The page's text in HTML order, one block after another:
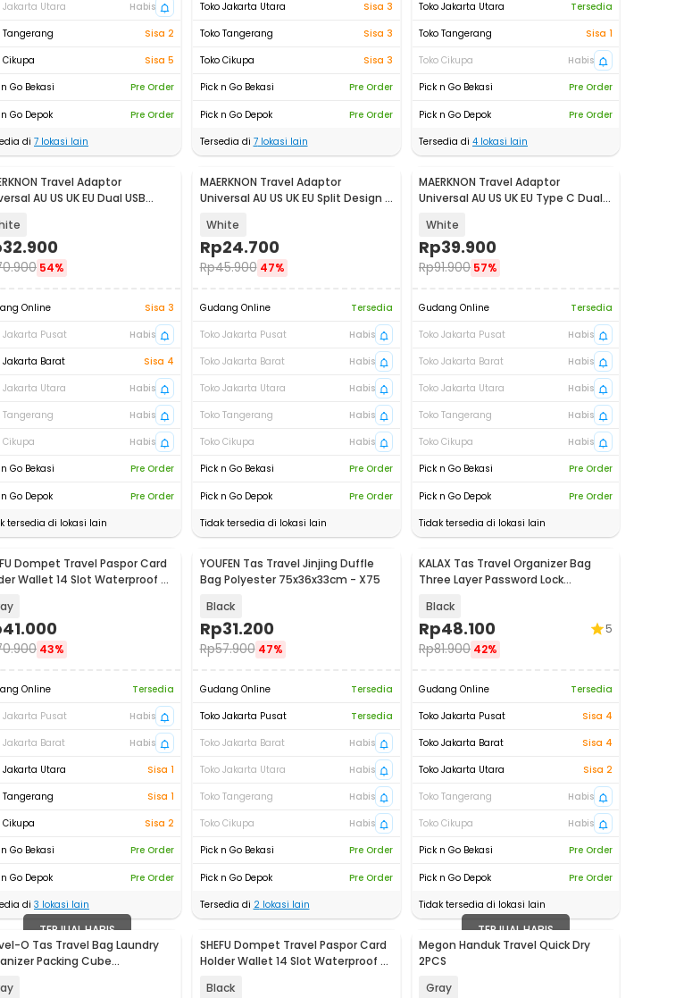
Jakarta Utara
Habis
Tangerang
Sisa 2
Cikupa
Sisa 5
Go Bekasi
Pre Order
Go Depok
Pre Order
di 7 lokasi lain
Toko Jakarta Utara
Sisa 3
Toko Tangerang
Sisa 3
Toko Cikupa
Sisa 3
Pick n Go Bekasi
Pre Order
Pick n Go Depok
Pre Order
Tersedia di 7lokasi lain
Toko Jakarta Utara
Tersedia
Toko Tangerang
Sisa 1
Toko Cikupa
Habis
Pick n Go Bekasi
Pre Order
Pick n Go Depok
Pre Order
Tersedia di 4 lokasi lain
Travel Adaptor
AU US UK EU Dual USB
32.900
54%
Online
Sisa 3
Jakarta Pusat
Habis
Jakarta Barat
Sisa 4
Jakarta Utara
Habis
Tangerang
Habis
Cikupa
Habis
Go Bekasi
Pre Order
Go Depok
Pre Order
tersedia di lokasi lain
MAERKNON Travel Adaptor
Universal AU US UK EU Split Design -
White
Rp24.700
Rp45.900 47%
Gudang Online
Tersedia
Toko Jakarta Pusat
Habis
Toko Jakarta Barat
Habis
Toko Jakarta Utara
Habis
Toko Tangerang
Habis
Toko Cikupa
Habis
Pick n Go Bekasi
Pre Order
Pick n Go Depok
Pre Order
Tidak tersedia di lokasi lain
MAERKNON Travel Adaptor
Universal AU US UK EU Type C Dual
White
Rp39.900
Rp91.900 57%
Gudang Online
Tersedia
Toko Jakarta Pusat
Habis
Toko Jakarta Barat
Habis
Toko Jakarta Utara
Habis
Toko Tangerang
Habis
Toko Cikupa
Habis
Pick n Go Bekasi
Pre Order
Pick n Go Depok
Pre Order
Tidak tersedia di lokasi lain
Dompet Travel Paspor Card
Wallet 14 Slot Waterproof -
41.000
43%
Online
Tersedia
Jakarta Pusat
Habis
Jakarta Barat
Habis
Jakarta Utara
Sisa 1
Tangerang
Sisa 1
Cikupa
Sisa 2
Go Bekasi
Pre Order
Go Depok
Pre Order
di 3 lokasi lain
YOUFEN Tas Travel Jinjing Duffle
Bag Polyester 75x36x33cm - X75
Black
Rp31.200
Rp57.900 47%
Gudang Online
Tersedia
Toko Jakarta Pusat
Tersedia
Toko Jakarta Barat
Habis
Toko Jakarta Utara
Habis
Toko Tangerang
Habis
Toko Cikupa
Habis
Pick n Go Bekasi
Pre Order
Pick n Go Depok
Pre Order
Tersedia di 2lokasi lain
KALAX Tas Travel Organizer Bag
Three Layer Password Lock
Black
Rp48.100
Rp81.900 42%
5
Gudang Online
Tersedia
Toko Jakarta Pusat
Sisa 4
Toko Jakarta Barat
Sisa 4
Toko Jakarta Utara
Sisa 2
Toko Tangerang
Habis
Toko Cikupa
Habis
Pick n Go Bekasi
Pre Order
Pick n Go Depok
Pre Order
Tidak tersedia di lokasi lain
TERJUAL HABIS
O Tas Travel Bag Laundry
Packing Cube
Akan Datang
SHEFU Dompet Travel Paspor Card
Holder Wallet 14 Slot Waterproof -
Black
TERJUAL HABIS
Megon Handuk Travel Quick Dry
2PCS
Gray